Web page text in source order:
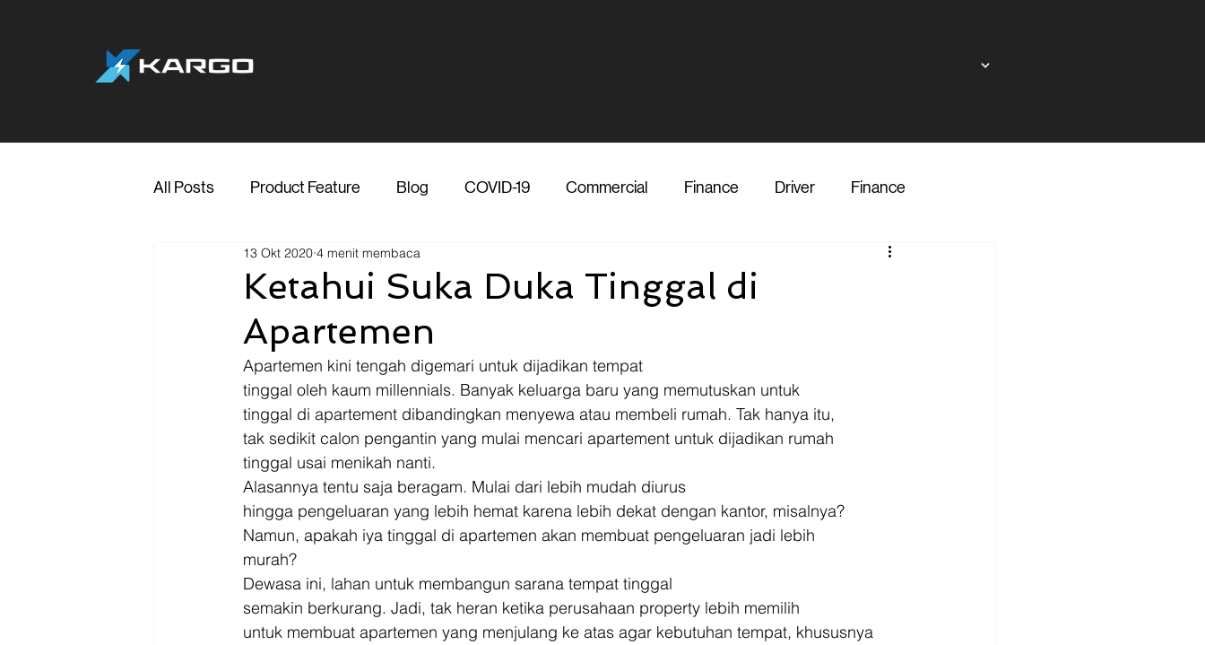
All Posts Product Feature Blog COVID-19 Commercial Finance Driver Finance
Marketing Media
Transporter Support Blog
Jakarta
Ketahui Suka Duka Tinggal di
Apartemen
13 Okt 2020 4 menit membaca
Apartemen kini tengah digemari untuk dijadikan tempat
tinggal oleh kaum millennials. Banyak keluarga baru yang memutuskan untuk
tinggal di apartement dibandingkan menyewa atau membeli rumah. Tak hanya itu,
tak sedikit calon pengantin yang mulai mencari apartement untuk dijadikan rumah
tinggal usai menikah nanti.
Alasannya tentu saja beragam. Mulai dari lebih mudah diurus
hingga pengeluaran yang lebih hemat karena lebih dekat dengan kantor, misalnya?
Namun, apakah iya tinggal di apartemen akan membuat pengeluaran jadi lebih
murah?
Dewasa ini, lahan untuk membangun sarana tempat tinggal
semakin berkurang. Jadi, tak heran ketika perusahaan property lebih memilih
untuk membuat apartemen yang menjulang ke atas agar kebutuhan tempat, khususnya